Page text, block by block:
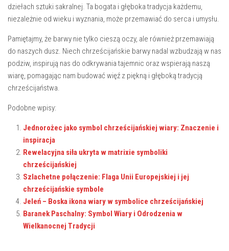
dziełach sztuki sakralnej.⁣ Ta bogata i głęboka tradycja każdemu,
niezależnie od wieku i wyznania, ⁤może przemawiać do serca i umysłu.
Pamiętajmy,‌ że barwy nie tylko cieszą oczy, ale również ⁤przemawiają
do naszych dusz. ‍Niech chrześcijańskie barwy nadal wzbudzają w ‍nas
podziw, inspirują nas do odkrywania tajemnic oraz wspierają⁤ naszą
wiarę, pomagając nam budować więź​ z piękną i głęboką tradycją
chrześcijaństwa. ⁤
Podobne wpisy:
Jednorożec jako symbol chrześcijańskiej wiary: Znaczenie i
inspiracja
Rewelacyjna siła ukryta w matrixie symboliki
chrześcijańskiej
Szlachetne połączenie: Flaga Unii Europejskiej i jej
chrześcijańskie symbole
Jeleń – Boska ikona wiary w symbolice chrześcijańskiej
Baranek Paschalny: Symbol Wiary i Odrodzenia w
Wielkanocnej Tradycji